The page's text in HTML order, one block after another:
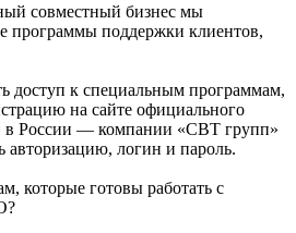
совместный бизнес мы
программы поддержки клиентов,
доступ к специальным программам,
на сайте официального
в России — компании «СВТ групп»
авторизацию, логин и пароль.
которые готовы работать с